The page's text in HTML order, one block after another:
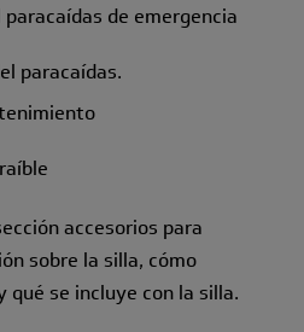
de emergencia
paracaídas.
accesorios para
sobre la silla, cómo
qué se incluye con la silla.